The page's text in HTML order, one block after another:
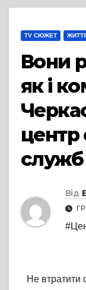
TV СЮЖЕТ ЖИТТЯ
Вони
як і
центр
служб
Від
Не втратити